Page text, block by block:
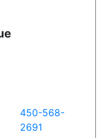
450-568-
2691